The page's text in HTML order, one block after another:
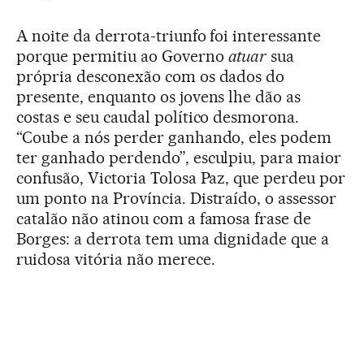
A noite da derrota-triunfo foi interessante
porque permitiu ao Governo atuar sua
própria desconexão com os dados do
presente, enquanto os jovens lhe dão as
costas e seu caudal político desmorona.
“Coube a nós perder ganhando, eles podem
ter ganhado perdendo”, esculpiu, para maior
confusão, Victoria Tolosa Paz, que perdeu por
um ponto na Província. Distraído, o assessor
catalão não atinou com a famosa frase de
Borges: a derrota tem uma dignidade que a
ruidosa vitória não merece.